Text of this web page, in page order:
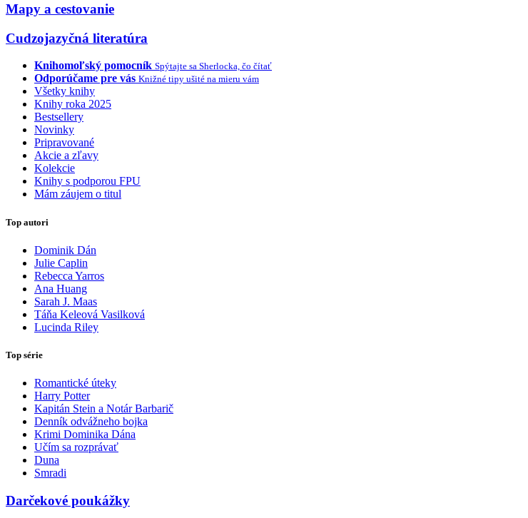
Mapy a cestovanie
Cudzojazyčná literatúra
Knihomoľský pomocník Spýtajte sa Sherlocka, čo čítať
Odporúčame pre vás Knižné tipy ušité na mieru vám
Všetky knihy
Knihy roka 2025
Bestsellery
Novinky
Pripravované
Akcie a zľavy
Kolekcie
Knihy s podporou FPU
Mám záujem o titul
Top autori
Dominik Dán
Julie Caplin
Rebecca Yarros
Ana Huang
Sarah J. Maas
Táňa Keleová Vasilková
Lucinda Riley
Top série
Romantické úteky
Harry Potter
Kapitán Stein a Notár Barbarič
Denník odvážneho bojka
Krimi Dominika Dána
Učím sa rozprávať
Duna
Smradi
Darčekové poukážky